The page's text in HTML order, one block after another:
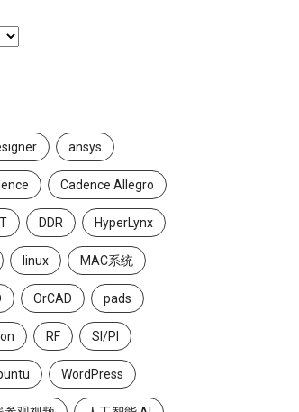
ansys
Cadence Allegro
DDR HyperLynx
linux MAC系统
OrCAD pads
RF SI/PI
WordPress